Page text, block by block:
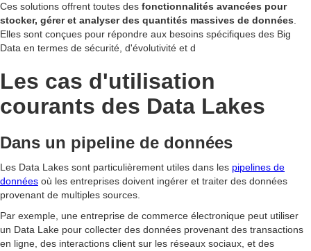
Ces solutions offrent toutes des fonctionnalités avancées pour
stocker, gérer et analyser des quantités massives de données
Elles sont conçues pour répondre aux besoins spécifiques des Big
Data en termes de sécurité, d'évolutivité et d
Les cas d'utilisation
courants des Data Lakes
Dans un pipeline de données
Les Data Lakes sont particulièrement utiles dans les pipelines de
données où les entreprises doivent ingérer et traiter des données
provenant de multiples sources.
Par exemple, une entreprise de commerce électronique peut utiliser
un Data Lake pour collecter des données provenant des transactions
en ligne, des interactions client sur les réseaux sociaux, et des